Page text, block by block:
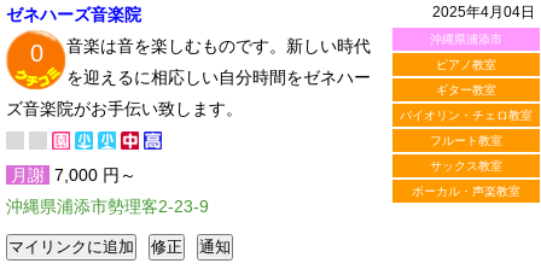
2025年4月04日
沖縄県浦添市
ピアノ教室
ギター教室
バイオリン・チェロ教室
フルート教室
サックス教室
ボーカル・声楽教室
ゼネハーズ音楽院
0
音楽は音を楽しむものです。新しい時代
を迎えるに相応しい自分時間をゼネハー
ズ音楽院がお手伝い致します。
月謝 7,000 円～
沖縄県浦添市勢理客2-23-9